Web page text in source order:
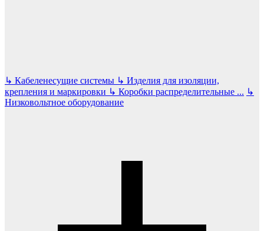
↳ Кабеленесущие системы ↳ Изделия для изоляции,
крепления и маркировки ↳ Коробки распределительные ... ↳
Низковольтное оборудование